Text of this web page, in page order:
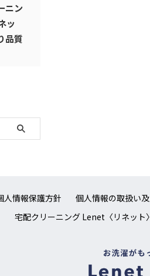
ニン
ッ
品質
人情報保護方針 個人情報の取扱い
宅配クリーニング Lenet〈リネット〉